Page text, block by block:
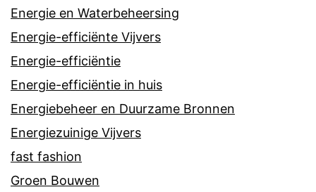
Energie en Waterbeheersing
Energie-efficiënte Vijvers
Energie-efficiëntie
Energie-efficiëntie in huis
Energiebeheer en Duurzame Bronnen
Energiezuinige Vijvers
fast fashion
Groen Bouwen